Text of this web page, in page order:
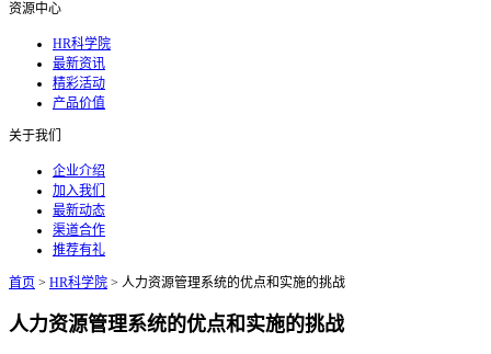
资源中心
HR科学院
最新资讯
精彩活动
产品价值
关于我们
企业介绍
加入我们
最新动态
渠道合作
推荐有礼
首页 > HR科学院 > 人力资源管理系统的优点和实施的挑战
人力资源管理系统的优点和实施的挑战